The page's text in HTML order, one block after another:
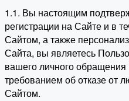
1.1. Вы настоящим
регистрации на Сайте и в
Сайтом, а также
Сайта, вы являетесь
вашего личного
требованием об отказе от
Сайтом.